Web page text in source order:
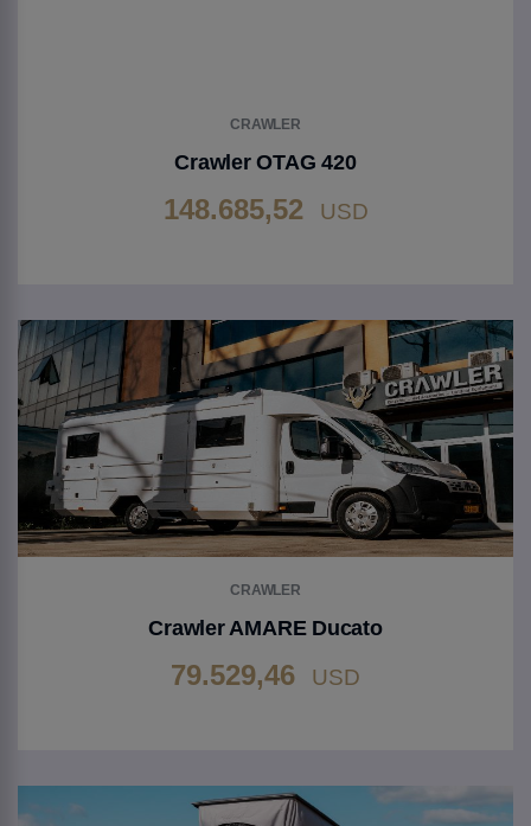
CRAWLER
Crawler OTAG 420
148.685,52 USD
CRAWLER
Crawler AMARE Ducato
79.529,46 USD